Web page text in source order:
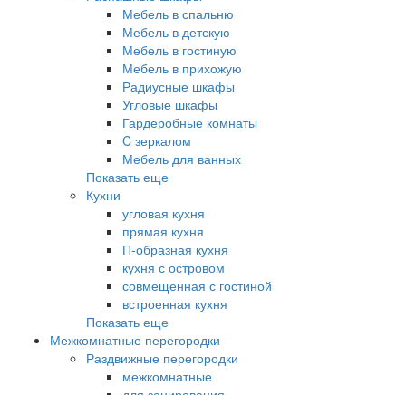
Мебель в спальню
Мебель в детскую
Мебель в гостиную
Мебель в прихожую
Радиусные шкафы
Угловые шкафы
Гардеробные комнаты
C зеркалом
Мебель для ванных
Показать еще
Кухни
угловая кухня
прямая кухня
П-образная кухня
кухня с островом
совмещенная с гостиной
встроенная кухня
Показать еще
Межкомнатные перегородки
Раздвижные перегородки
межкомнатные